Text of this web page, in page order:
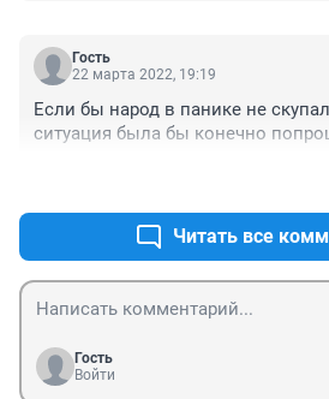
Гость
22 марта 2022, 19:19
Если бы народ в панике не
ситуация была бы конечно
Читать все
Гость
Войти